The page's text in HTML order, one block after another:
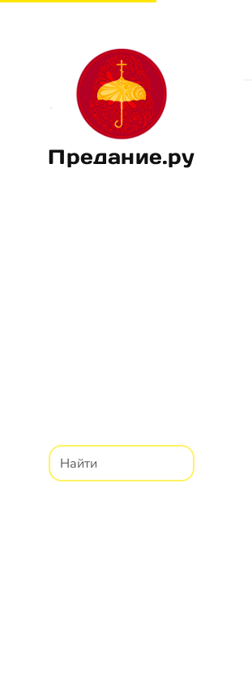
Предание.ру